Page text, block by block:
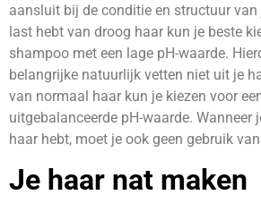
aansluit bij de conditie en structuur van
last hebt van droog haar kun je beste
shampoo met een lage pH-waarde.
belangrijke natuurlijk vetten niet uit je
van normaal haar kun je kiezen voor
uitgebalanceerde pH-waarde. Wanneer
haar hebt, moet je ook geen gebruik
Je haar nat maken